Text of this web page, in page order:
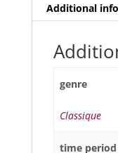
Additional
genre
Classique
time period